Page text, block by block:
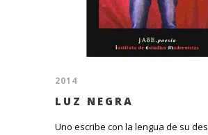
2014
LUZ NEGRA
Uno escribe con la lengua de su